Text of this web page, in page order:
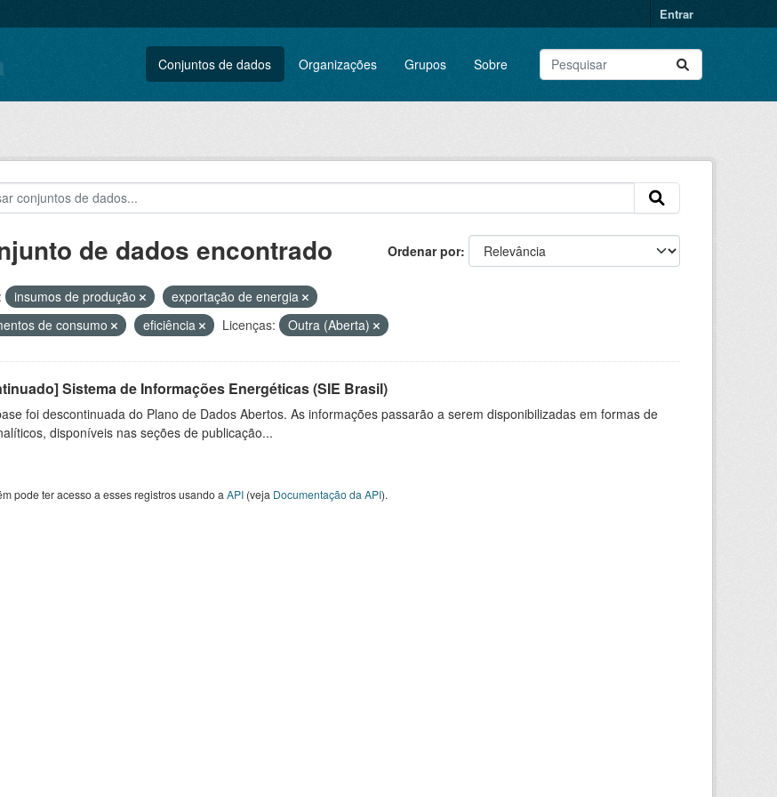
Entrar
Conjuntos de dados Organizações Grupos Sobre
Ordenar por
de dados encontrado
insumos de produção
exportação de energia
de consumo
eficiência Licenças: Outra (Aberta)
Sistema de Informações Energéticas (SIE Brasil)
foi descontinuada do Plano de Dados Abertos. As informações passarão a serem disponibilizadas em formas de
disponíveis nas seções de publicação...
pode ter acesso a esses registros usando a API(veja Documentação da API).